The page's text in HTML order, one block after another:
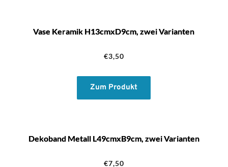
Vase Keramik H13cmxD9cm, zwei Varianten
€3,50
Zum Produkt
Dekoband Metall L49cmxB9cm, zwei Varianten
€7,50